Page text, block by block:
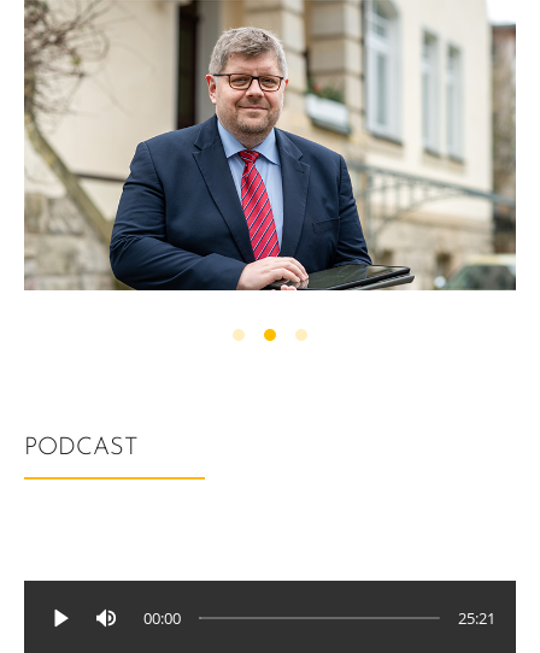
PODCAST
00:00 25:21